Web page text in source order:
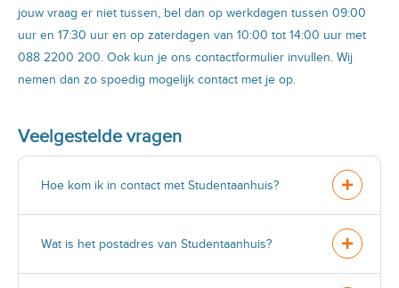
jouw vraag er niet tussen, bel dan op werkdagen tussen 09:00
uur en 17:30 uur en op zaterdagen van 10:00 tot 14:00 uur met
088 2200 200. Ook kun je ons contactformulier invullen. Wij
nemen dan zo spoedig mogelijk contact met je op.
Veelgestelde vragen
Hoe kom ik in contact met Studentaanhuis?
Wat is het postadres van Studentaanhuis?